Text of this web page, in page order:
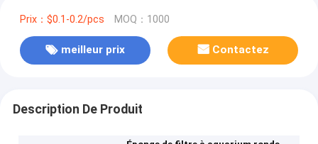
Prix：$0.1-0.2/pcs MOQ：1000
meilleur prix Contactez
Description De Produit